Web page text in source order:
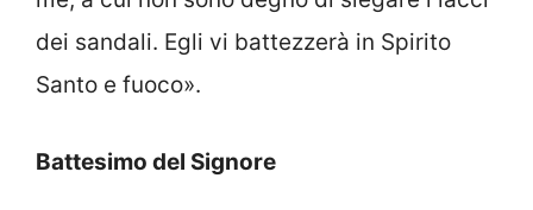
dei sandali. Egli vi battezzerà in Spirito
Santo e fuoco».
Battesimo del Signore